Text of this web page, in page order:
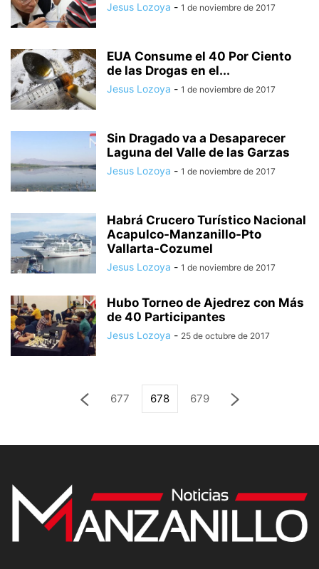
Jesus Lozoya - 1 de noviembre de 2017
EUA Consume el 40 Por Ciento
de las Drogas en el...
Jesus Lozoya - 1 de noviembre de 2017
Sin Dragado va a Desaparecer
Laguna del Valle de las Garzas
Jesus Lozoya - 1 de noviembre de 2017
Habrá Crucero Turístico Nacional
Acapulco-Manzanillo-Pto
Vallarta-Cozumel
Jesus Lozoya - 1 de noviembre de 2017
Hubo Torneo de Ajedrez con Más
de 40 Participantes
Jesus Lozoya - 25 de octubre de 2017
677 678 679